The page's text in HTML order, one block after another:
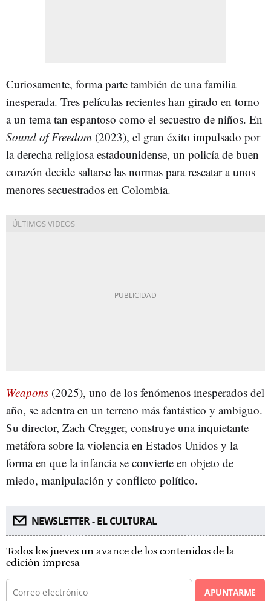
Curiosamente, forma parte también de una familia
inesperada. Tres películas recientes han girado en torno
a un tema tan espantoso como el secuestro de niños. En
Sound of Freedom (2023), el gran éxito impulsado por
la derecha religiosa estadounidense, un policía de buen
corazón decide saltarse las normas para rescatar a unos
menores secuestrados en Colombia.
Weapons (2025), uno de los fenómenos inesperados del
año, se adentra en un terreno más fantástico y ambiguo.
Su director, Zach Cregger, construye una inquietante
metáfora sobre la violencia en Estados Unidos y la
forma en que la infancia se convierte en objeto de
miedo, manipulación y conflicto político.
NEWSLETTER - EL CULTURAL
Todos los jueves un avance de los contenidos de la
edición impresa
APUNTARME